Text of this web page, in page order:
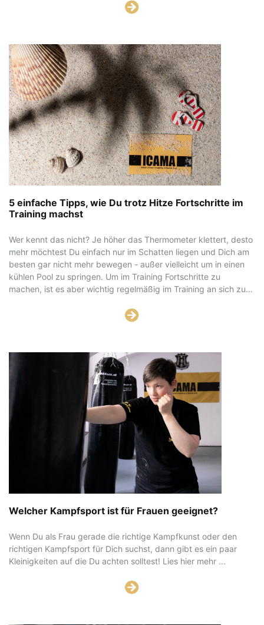
5 einfache Tipps, wie Du trotz Hitze Fortschritte im
Training machst
Wer kennt das nicht? Je höher das Thermometer klettert, desto
mehr möchtest Du einfach nur im Schatten liegen und Dich am
besten gar nicht mehr bewegen - außer vielleicht um in einen
kühlen Pool zu springen. Um im Training Fortschritte zu
machen, ist es aber wichtig regelmäßig im Training an sich zu
ICAMA durch dicke Mauern gegen die Hitze abgeschirmt ist,
Welcher Kampfsport ist für Frauen geeignet?
Wenn Du als Frau gerade die richtige Kampfkunst oder den
richtigen Kampfsport für Dich suchst, dann gibt es ein paar
Kleinigkeiten auf die Du achten solltest! Lies hier mehr ...